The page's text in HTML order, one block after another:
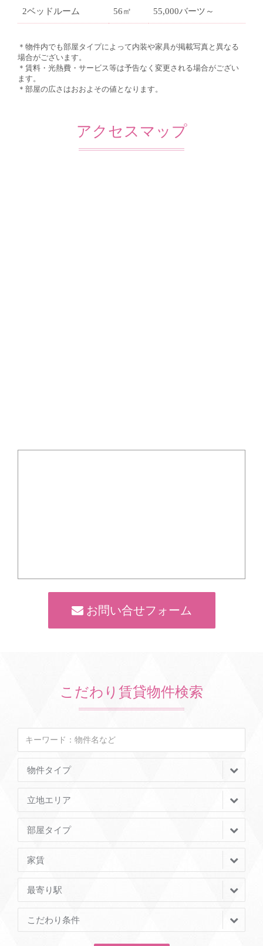
2ベッドルーム 56㎡ 55,000バーツ～
＊物件内でも部屋タイプによって内装や家具が掲載写真と異なる
場合がございます。
＊賃料・光熱費・サービス等は予告なく変更される場合がござい
ます。
＊部屋の広さはおおよその値となります。
アクセスマップ
お問い合せフォーム
こだわり賃貸物件検索
物件タイプ
立地エリア
部屋タイプ
家賃
最寄り駅
こだわり条件